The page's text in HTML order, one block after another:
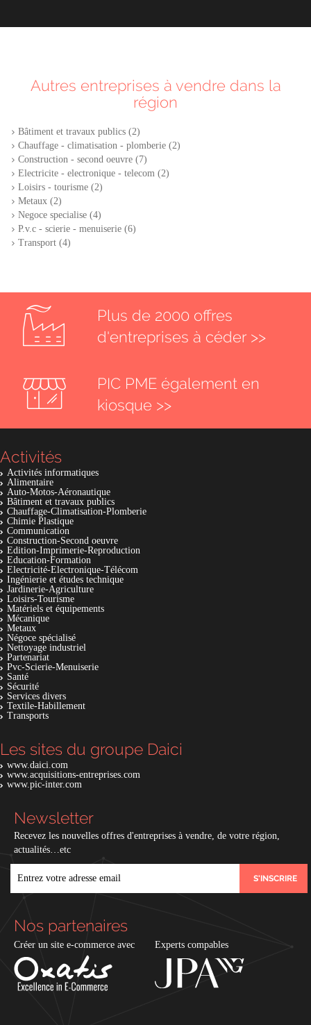
Autres entreprises à vendre dans la
région
Bâtiment et travaux publics (2)
Chauffage - climatisation - plomberie (2)
Construction - second oeuvre (7)
Electricite - electronique - telecom (2)
Loisirs - tourisme (2)
Metaux (2)
Negoce specialise (4)
P.v.c - scierie - menuiserie (6)
Transport (4)
Plus de 2000 offres
d'entreprises à céder >>
PIC PME également en
kiosque >>
Activités
Activités informatiques
Alimentaire
Auto-Motos-Aéronautique
Bâtiment et travaux publics
Chauffage-Climatisation-Plomberie
Chimie Plastique
Communication
Construction-Second oeuvre
Edition-Imprimerie-Reproduction
Education-Formation
Electricité-Electronique-Télécom
Ingénierie et études technique
Jardinerie-Agriculture
Loisirs-Tourisme
Matériels et équipements
Mécanique
Metaux
Négoce spécialisé
Nettoyage industriel
Partenariat
Pvc-Scierie-Menuiserie
Santé
Sécurité
Services divers
Textile-Habillement
Transports
Les sites du groupe Daici
www.daici.com
www.acquisitions-entreprises.com
www.pic-inter.com
Newsletter
Recevez les nouvelles offres d'entreprises à vendre, de votre région,
actualités…etc
Nos partenaires
Créer un site e-commerce avec Experts compables